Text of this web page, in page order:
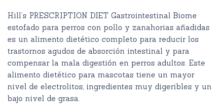
Hill’s PRESCRIPTION DIET Gastrointestinal Biome
estofado para perros con pollo y zanahorias añadidas
es un alimento dietético completo para reducir los
trastornos agudos de absorción intestinal y para
compensar la mala digestión en perros adultos. Este
alimento dietético para mascotas tiene un mayor
nivel de electrolitos, ingredientes muy digeribles y un
bajo nivel de grasa.